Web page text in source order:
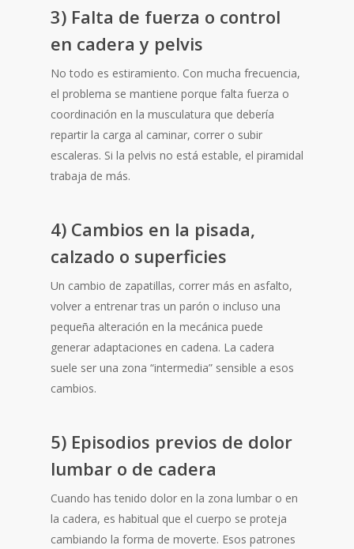
3) Falta de fuerza o control
en cadera y pelvis
No todo es estiramiento. Con mucha frecuencia,
el problema se mantiene porque falta fuerza o
coordinación en la musculatura que debería
repartir la carga al caminar, correr o subir
escaleras. Si la pelvis no está estable, el piramidal
trabaja de más.
4) Cambios en la pisada,
calzado o superficies
Un cambio de zapatillas, correr más en asfalto,
volver a entrenar tras un parón o incluso una
pequeña alteración en la mecánica puede
generar adaptaciones en cadena. La cadera
suele ser una zona “intermedia” sensible a esos
cambios.
5) Episodios previos de dolor
lumbar o de cadera
Cuando has tenido dolor en la zona lumbar o en
la cadera, es habitual que el cuerpo se proteja
cambiando la forma de moverte. Esos patrones